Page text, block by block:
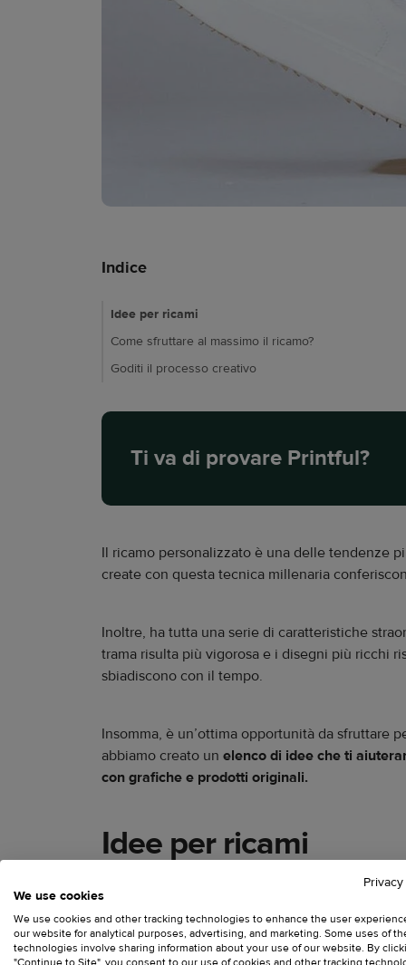
Indice
Idee per ricami
Come sfruttare al massimo il ricamo?
Goditi il processo creativo
Ti va di provare Printful?
Il ricamo personalizzato è una delle tendenze
create con questa tecnica millenaria
Inoltre, ha tutta una serie di caratteristiche
trama risulta più vigorosa e i disegni più ricchi
sbiadiscono con il tempo.
Insomma, è un’ottima opportunità da sfruttare
abbiamo creato un elenco di idee che ti
con grafiche e prodotti originali.
Idee per ricami
Quest’anno, i motivi floreali e i disegni
qualsiasi cosa, quindi sbizzarrisciti tenendo
We use cookies
We use cookies and other tracking technologies to enhance the user
our website for analytical purposes, advertising, and marketing. Some uses of
technologies involve sharing information about your use of our website. By